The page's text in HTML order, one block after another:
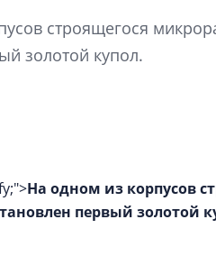
строящегося
золотой купол.
На одном из корпусов
первый золотой